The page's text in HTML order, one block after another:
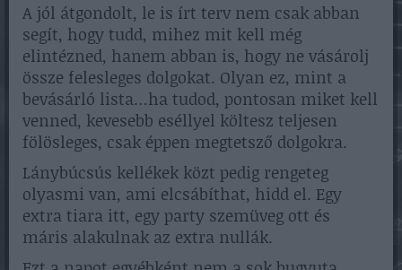
A jól átgondolt, le is írt terv nem csak abban
segít, hogy tudd, mihez mit kell még
elintézned, hanem abban is, hogy ne vásárolj
össze felesleges dolgokat. Olyan ez, mint a
bevásárló lista…ha tudod, pontosan miket kell
venned, kevesebb eséllyel költesz teljesen
fölösleges, csak éppen megtetsző dolgokra.
Lánybúcsús kellékek közt pedig rengeteg
olyasmi van, ami elcsábíthat, hidd el. Egy
extra tiara itt, egy party szemüveg ott és
máris alakulnak az extra nullák.